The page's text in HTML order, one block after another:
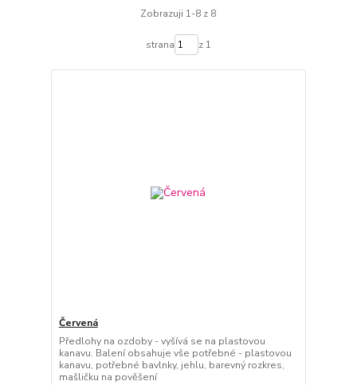
Zobrazuji 1-8 z 8
strana z 1
Červená
Předlohy na ozdoby - vyšívá se na plastovou
kanavu. Balení obsahuje vše potřebné - plastovou
kanavu, potřebné bavlnky, jehlu, barevný rozkres,
mašličku na pověšení